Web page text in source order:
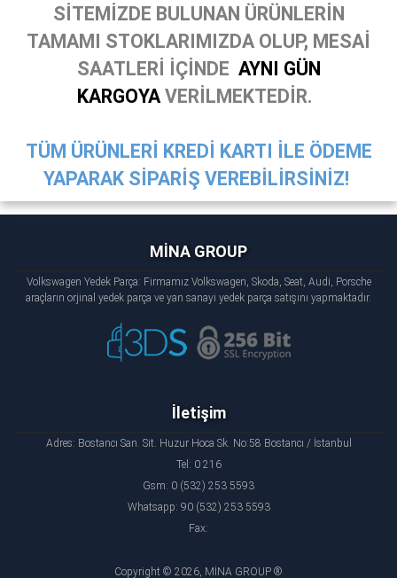
SİTEMİZDE BULUNAN ÜRÜNLERİN
TAMAMI STOKLARIMIZDA OLUP, MESAİ
SAATLERİ İÇİNDE AYNI GÜN
KARGOYA VERİLMEKTEDİR.
TÜM ÜRÜNLERİ KREDİ KARTI İLE ÖDEME
YAPARAK SİPARİŞ VEREBİLİRSİNİZ!
MİNA GROUP
Volkswagen Yedek Parça: Firmamız Volkswagen, Skoda, Seat, Audi, Porsche
araçların orjinal yedek parça ve yan sanayi yedek parça satışını yapmaktadır.
İletişim
Adres: Bostancı San. Sit. Huzur Hoca Sk. No:58 Bostancı / İstanbul
Tel: 0 216
Gsm: 0 (532) 253 5593
Whatsapp: 90 (532) 253 5593
Fax:
Copyright © 2026, MİNA GROUP ®